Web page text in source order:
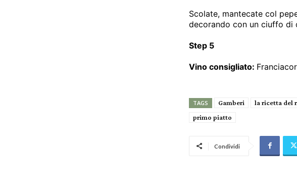
Scolate, mantecate col
decorando con un ciuffo di
Step 5
Vino consigliato:
TAGS Gamberi la ricetta del
primo piatto
Condividi